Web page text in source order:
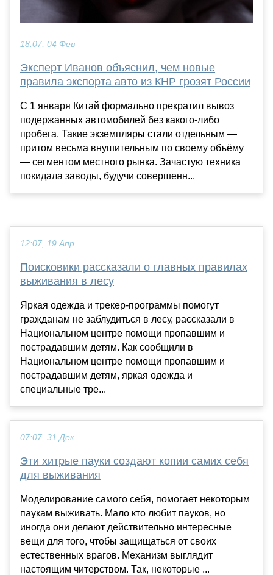
18:07, 04 Фев
Эксперт Иванов объяснил, чем новые
правила экспорта авто из КНР грозят России
С 1 января Китай формально прекратил вывоз
подержанных автомобилей без какого-либо
пробега. Такие экземпляры стали отдельным —
притом весьма внушительным по своему объёму
— сегментом местного рынка. Зачастую техника
покидала заводы, будучи совершенн...
12:07, 19 Апр
Поисковики рассказали о главных правилах
выживания в лесу
Яркая одежда и трекер-программы помогут
гражданам не заблудиться в лесу, рассказали в
Национальном центре помощи пропавшим и
пострадавшим детям. Как сообщили в
Национальном центре помощи пропавшим и
пострадавшим детям, яркая одежда и
специальные тре...
07:07, 31 Дек
Эти хитрые пауки создают копии самих себя
для выживания
Моделирование самого себя, помогает некоторым
паукам выживать. Мало кто любит пауков, но
иногда они делают действительно интересные
вещи для того, чтобы защищаться от своих
естественных врагов. Механизм выглядит
настоящим читерством. Так, некоторые ...